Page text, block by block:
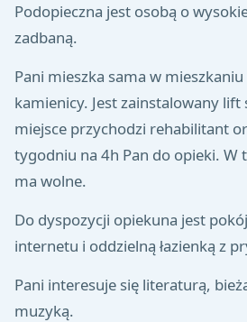
Podopieczna jest osobą o
zadbaną.
Pani mieszka sama w
kamienicy. Jest zainstalowany lift
miejsce przychodzi rehabilitant
tygodniu na 4h Pan do opieki. W
ma wolne.
Do dyspozycji opiekuna jest
internetu i oddzielną łazienką z
Pani interesuje się literaturą,
muzyką.